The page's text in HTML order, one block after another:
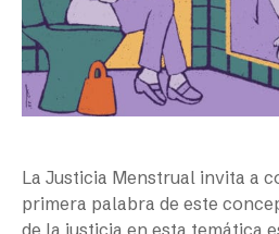
La Justicia Menstrual invita a
primera palabra de este
de la justicia en esta temática